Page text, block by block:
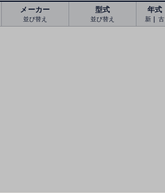
メーカー
並び替え
型式
並び替え
年式
新｜古